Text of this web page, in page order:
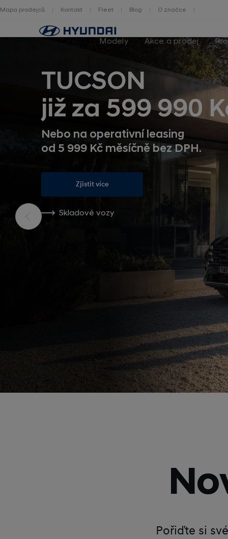
Mapa prodejců Kontakt Fleet Blog O značce
Zpět
na
homepage
Modely Akce a prodej
TUCSON
již za 599 990
Nebo na operativní leasing
od 5 999 Kč měsíčně bez DPH.
Zjistit více
Skladové vozy
Pořiďte si